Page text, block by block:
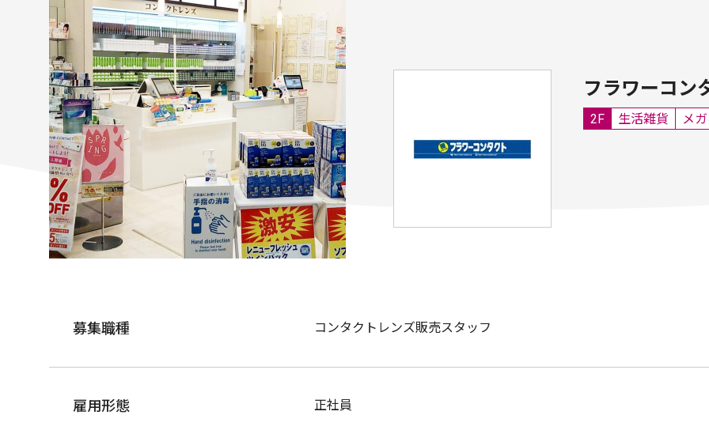
フラワーコン
2F 生活雑貨 メ
募集職種 コンタクトレンズ販売スタッフ
雇用形態 正社員